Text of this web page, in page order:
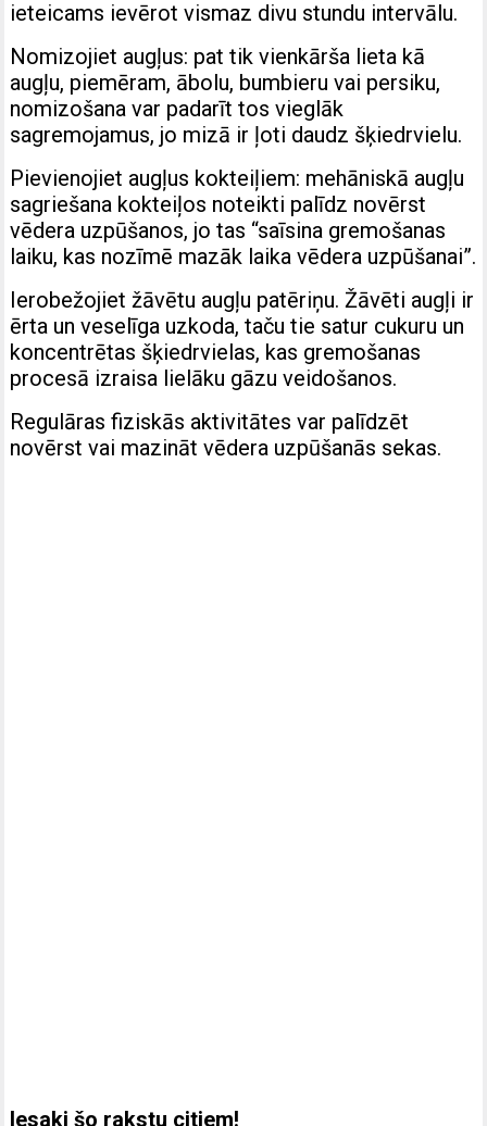
ieteicams ievērot vismaz divu stundu intervālu.
Nomizojiet augļus: pat tik vienkārša lieta kā
augļu, piemēram, ābolu, bumbieru vai persiku,
nomizošana var padarīt tos vieglāk
sagremojamus, jo mizā ir ļoti daudz šķiedrvielu.
Pievienojiet augļus kokteiļiem: mehāniskā augļu
sagriešana kokteiļos noteikti palīdz novērst
vēdera uzpūšanos, jo tas “saīsina gremošanas
laiku, kas nozīmē mazāk laika vēdera uzpūšanai”.
Ierobežojiet žāvētu augļu patēriņu. Žāvēti augļi ir
ērta un veselīga uzkoda, taču tie satur cukuru un
koncentrētas šķiedrvielas, kas gremošanas
procesā izraisa lielāku gāzu veidošanos.
Regulāras fiziskās aktivitātes var palīdzēt
novērst vai mazināt vēdera uzpūšanās sekas.
Iesaki šo rakstu citiem!